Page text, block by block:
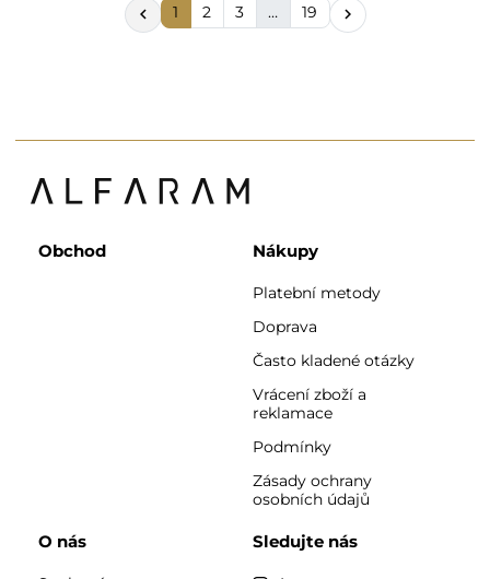
 1 2 3 … 19 
Obchod Nákupy
Platební metody
Doprava
Často kladené otázky
Vrácení zboží a
reklamace
Podmínky
Zásady ochrany
osobních údajů
O nás Sledujte nás